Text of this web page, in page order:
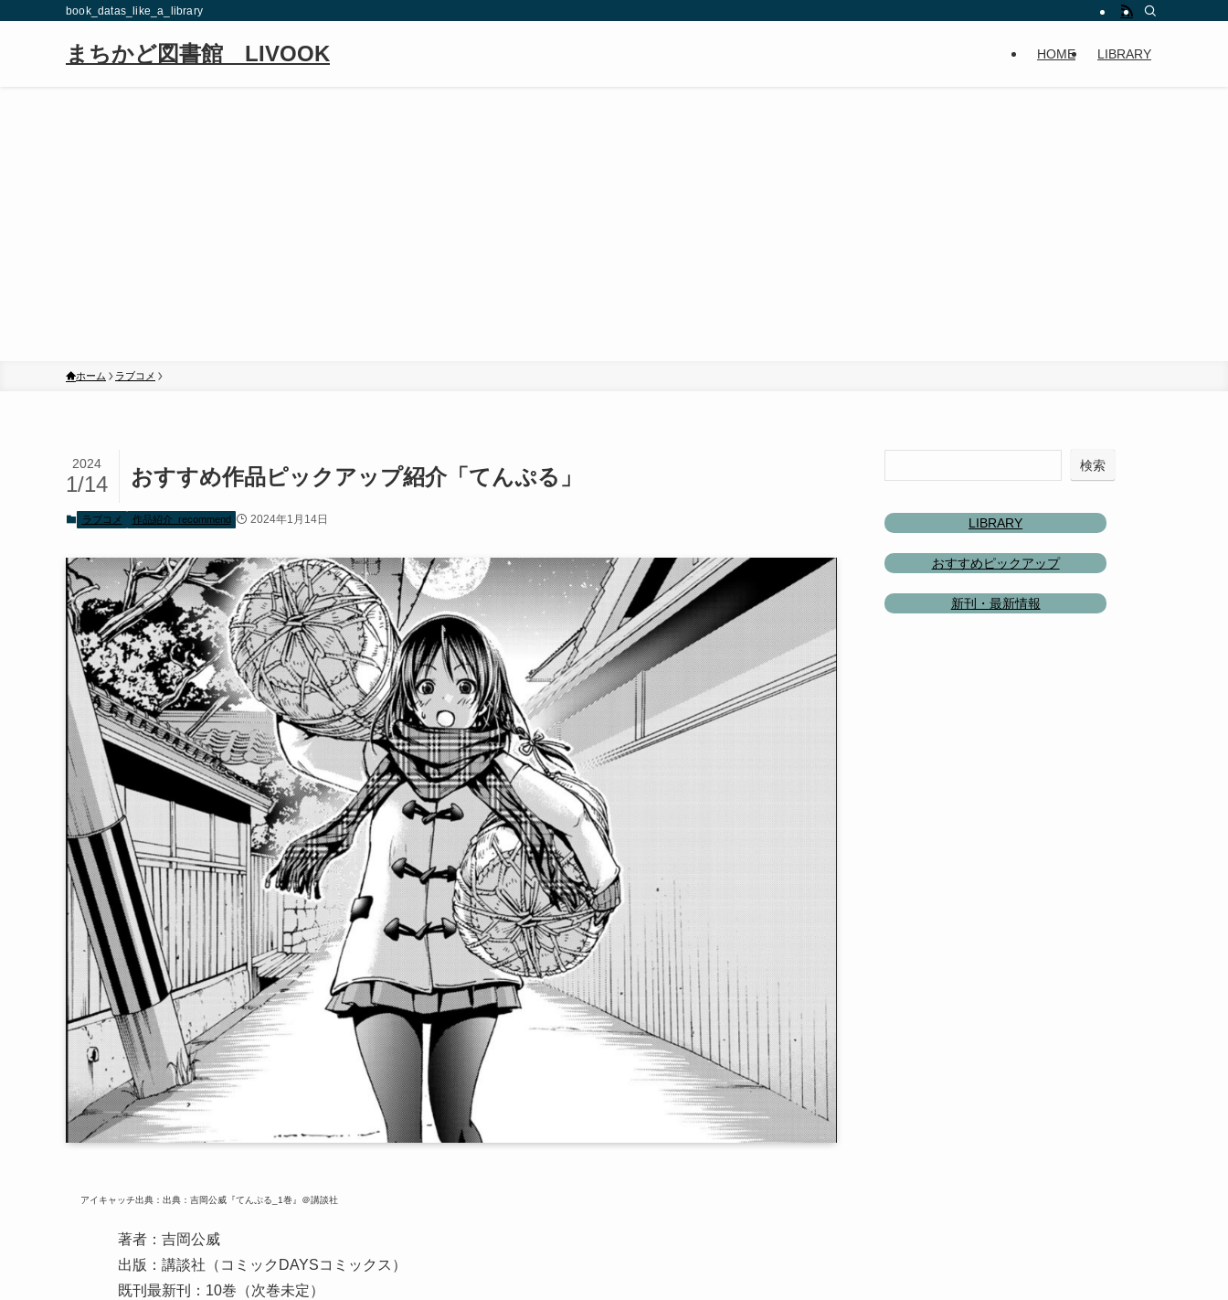
book_datas_like_a_library
まちかど図書館 LIVOOK HOME LIBRARY
ホーム ラブコメ
おすすめ作品ピックアップ紹介「てんぷる」
2024
1/14
ラブコメ 作品紹介_recommend 2024年1月14日
アイキャッチ出典：出典：吉岡公威『てんぷる_1巻』＠講談社
著者：吉岡公威
出版：講談社（コミックDAYSコミックス）
既刊最新刊：10巻（次巻未定）
検索
LIBRARY
おすすめピックアップ
新刊・最新情報